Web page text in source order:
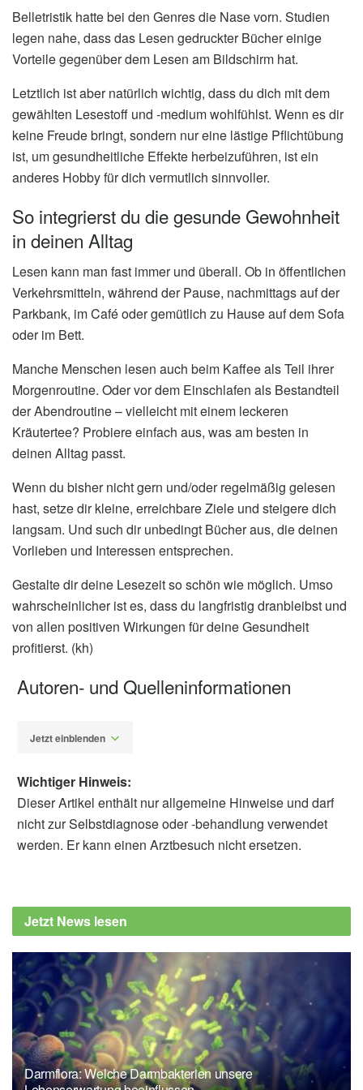
Belletristik hatte bei den Genres die Nase vorn. Studien
legen nahe, dass das Lesen gedruckter Bücher einige
Vorteile gegenüber dem Lesen am Bildschirm hat.
Letztlich ist aber natürlich wichtig, dass du dich mit dem
gewählten Lesestoff und -medium wohlfühlst. Wenn es dir
keine Freude bringt, sondern nur eine lästige Pflichtübung
ist, um gesundheitliche Effekte herbeizuführen, ist ein
anderes Hobby für dich vermutlich sinnvoller.
So integrierst du die gesunde Gewohnheit
in deinen Alltag
Lesen kann man fast immer und überall. Ob in öffentlichen
Verkehrsmitteln, während der Pause, nachmittags auf der
Parkbank, im Café oder gemütlich zu Hause auf dem Sofa
oder im Bett.
Manche Menschen lesen auch beim Kaffee als Teil ihrer
Morgenroutine. Oder vor dem Einschlafen als Bestandteil
der Abendroutine – vielleicht mit einem leckeren
Kräutertee? Probiere einfach aus, was am besten in
deinen Alltag passt.
Wenn du bisher nicht gern und/oder regelmäßig gelesen
hast, setze dir kleine, erreichbare Ziele und steigere dich
langsam. Und such dir unbedingt Bücher aus, die deinen
Vorlieben und Interessen entsprechen.
Gestalte dir deine Lesezeit so schön wie möglich. Umso
wahrscheinlicher ist es, dass du langfristig dranbleibst und
von allen positiven Wirkungen für deine Gesundheit
profitierst. (kh)
Autoren- und Quelleninformationen
Jetzt einblenden
R.: A chapter a day: Association of book
reading with longevity; in: Social Science &
sciencedirect.com
Arslan, Gökmen, Yıldırım, Murat, Zangeneh,
Masood et al.: Benefits of Positive
Psychology-Based Story Reading on
Adolescent Mental Health and Well-Being;
in: Child Indicators Research, Volume 15,
Wichtiger Hinweis:
Dieser Artikel enthält nur allgemeine Hinweise und darf
nicht zur Selbstdiagnose oder -behandlung verwendet
werden. Er kann einen Arztbesuch nicht ersetzen.
Jetzt News lesen
Darmflora: Welche Darmbakterien unsere